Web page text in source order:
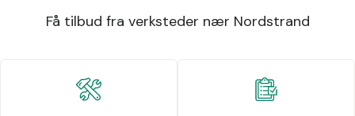
Få tilbud fra verksteder nær Nordstrand